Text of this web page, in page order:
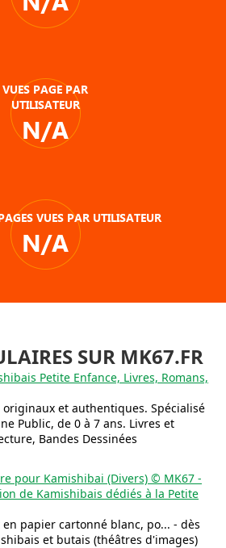
VUES PAGE PAR
UTILISATEUR
N/A
VUES PAR UTILISATEUR
N/A
SUR MK67.FR
Petite Enfance, Livres, Romans,
et authentiques. Spécialisé
Public, de 0 à 7 ans. Livres et
Bandes Dessinées
pour Kamishibai (Divers) © MK67 -
de Kamishibais dédiés à la Petite
papier cartonné blanc, po... - dès
et butais (théâtres d'images)